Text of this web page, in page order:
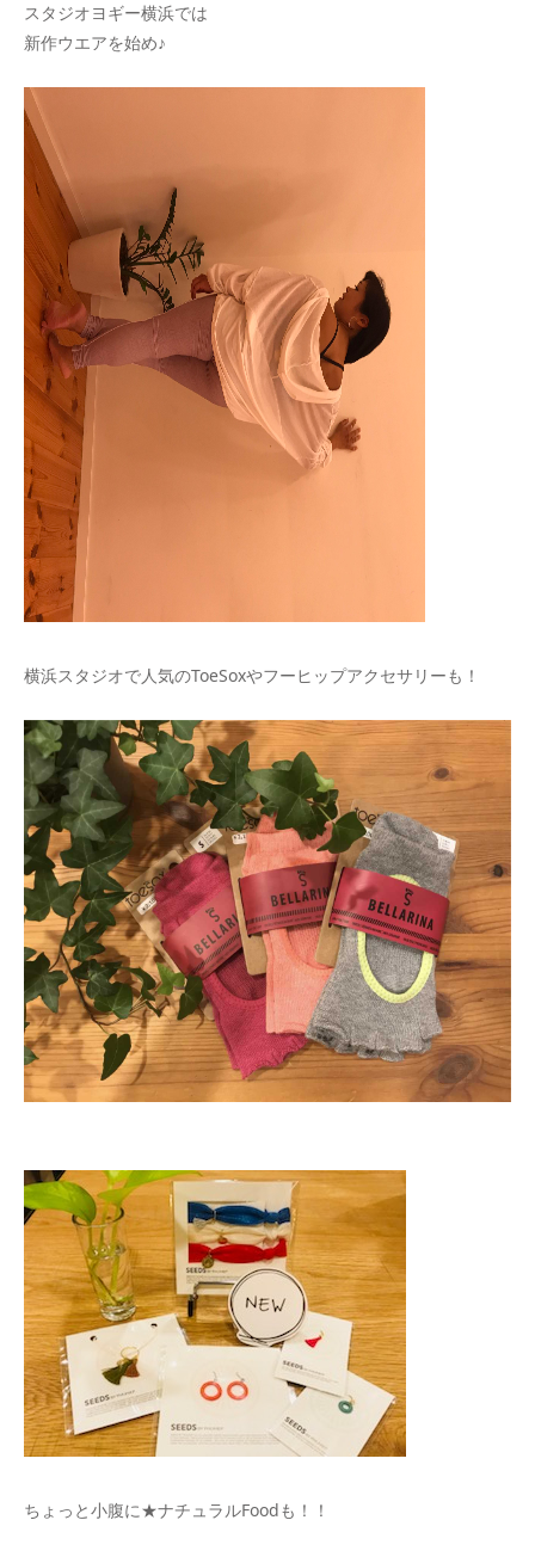
スタジオヨギー横浜では
新作ウエアを始め♪
横浜スタジオで人気のToeSoxやフーヒップアクセサリーも！
ちょっと小腹に★ナチュラルFoodも！！